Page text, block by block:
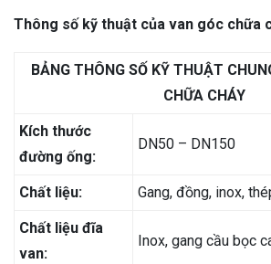
Thông số kỹ thuật của van góc chữa
BẢNG THÔNG SỐ KỸ THUẬT
CHỮA CHÁY
Kích thước
đường ống:
DN50 – DN150
Chất liệu: Gang, đồng, inox,
Chất liệu đĩa
van:
Inox, gang cầu bọc